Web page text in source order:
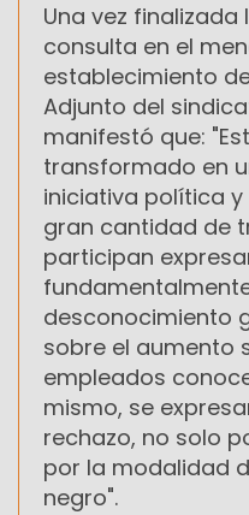
Una vez
consulta en el
establecimiento
Adjunto del
manifestó que:
transformado en
iniciativa política y
gran cantidad de
participan
desconocimiento
sobre el aumento
empleados
mismo, se
rechazo, no solo
por la modalidad
negro".